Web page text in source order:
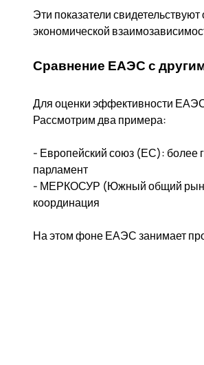
Эти показатели
экономической
Сравнение ЕАЭС с
Для оценки эффективности
Рассмотрим два примера:
- Европейский союз (ЕС): более
парламент
- МЕРКОСУР (Южный общий
координация
На этом фоне ЕАЭС занимает